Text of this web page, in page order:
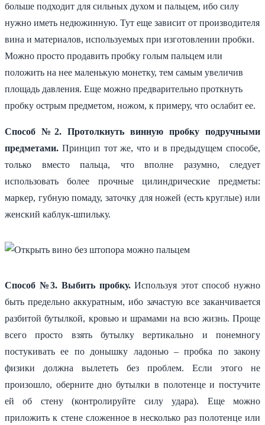
больше подходит для сильных духом и пальцем, ибо силу
нужно иметь недюжинную. Тут еще зависит от производителя
вина и материалов, используемых при изготовлении пробки.
Можно просто продавить пробку голым пальцем или
положить на нее маленькую монетку, тем самым увеличив
площадь давления. Еще можно предварительно проткнуть
пробку острым предметом, ножом, к примеру, что ослабит ее.
Способ №2. Протолкнуть винную пробку подручными
предметами. Принцип тот же, что и в предыдущем способе,
только вместо пальца, что вполне разумно, следует
использовать более прочные цилиндрические предметы:
маркер, губную помаду, заточку для ножей (есть круглые) или
женский каблук-шпильку.
Способ №3. Выбить пробку.Используя этот способ нужно
быть предельно аккуратным, ибо зачастую все заканчивается
разбитой бутылкой, кровью и шрамами на всю жизнь. Проще
всего просто взять бутылку вертикально и понемногу
постукивать ее по донышку ладонью – пробка по закону
физики должна вылететь без проблем. Если этого не
произошло, оберните дно бутылки в полотенце и постучите
ей об стену (контролируйте силу удара). Еще можно
приложить к стене сложенное в несколько раз полотенце или